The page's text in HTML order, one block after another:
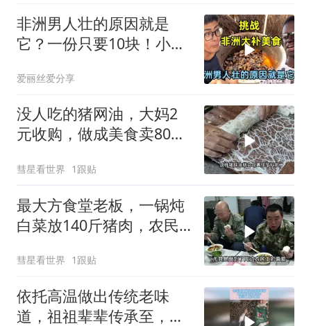
非洲男人壮的原因就是
它？一份只要10块！小伙
爱丽丝爱分享
没人吃的猪网油，大妈2
元收购，做成美食卖80，
彗星看世界 1跟贴
最大方食堂老板，一锅炖
白菜放140斤猪肉，农民
彗星看世界 1跟贴
依托高温做出传统老味
道，祖祖辈辈传承至，今